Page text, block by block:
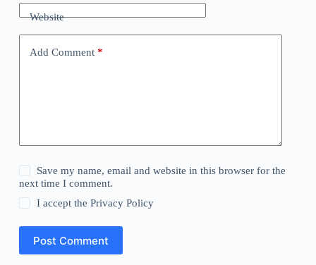
Website
Add Comment*
Save my name, email and website in this browser for the
next time I comment.
I accept thePrivacy Policy
Post Comment
t
i
v